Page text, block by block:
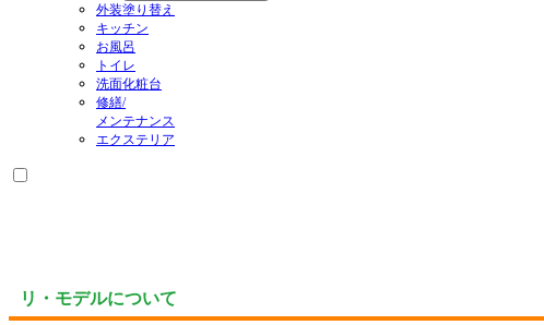
外装塗り替え
キッチン
お風呂
トイレ
洗面化粧台
修繕/
メンテナンス
エクステリア
リ・モデルについて